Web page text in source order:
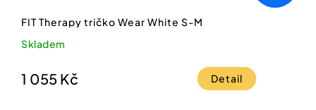
FIT Therapy tričko Wear White S-M
Skladem
1 055 Kč Detail